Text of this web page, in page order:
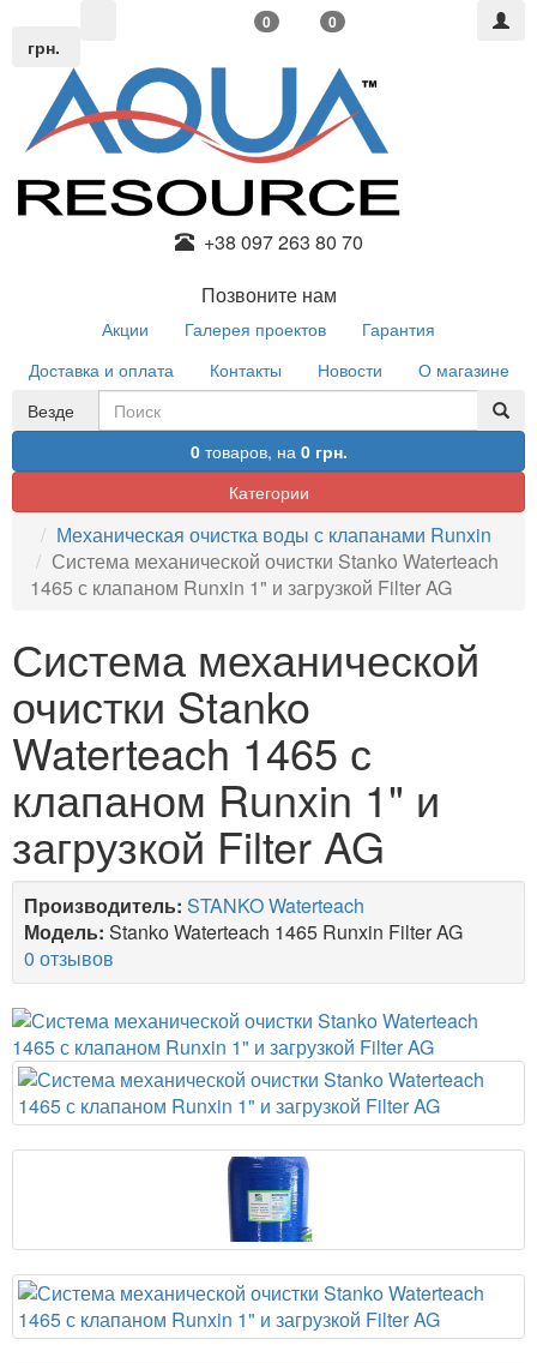
грн.
0 0
+38 097 263 80 70
Позвоните нам
Акции Галерея проектов
Гарантия
Доставка и оплата
Контакты Новости
О магазине
Везде
0товаров, на 0 грн.
Категории
Механическая очистка воды с клапанами Runxin
Система механической очистки Stanko Waterteach
1465 с клапаном Runxin 1" и загрузкой Filter AG
Система механической
очистки Stanko
Waterteach 1465 с
клапаном Runxin 1" и
загрузкой Filter AG
Производитель: STANKO Waterteach
Модель: Stanko Waterteach 1465 Runxin Filter AG
0 отзывов